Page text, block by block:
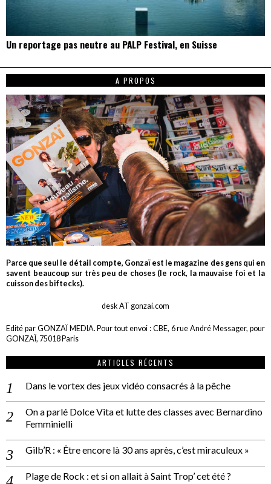
Un reportage pas neutre au PALP Festival, en Suisse
A PROPOS
Parce que seul le détail compte, Gonzaï est le magazine des gens qui en
savent beaucoup sur très peu de choses (le rock, la mauvaise foi et la
cuisson des biftecks).
desk AT gonzai.com
Edité par GONZAÏ MEDIA. Pour tout envoi : CBE, 6 rue André Messager, pour
GONZAÏ, 75018 Paris
ARTICLES RÉCENTS
Dans le vortex des jeux vidéo consacrés à la pêche
On a parlé Dolce Vita et lutte des classes avec Bernardino
Femminielli
Gilb’R : « Être encore là 30 ans après, c’est miraculeux »
Plage de Rock : et si on allait à Saint Trop’ cet été ?